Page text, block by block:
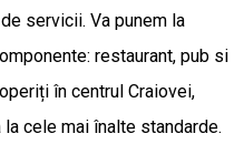
servicii. Va punem la
restaurant, pub si
în centrul Craiovei,
cele mai înalte standarde.